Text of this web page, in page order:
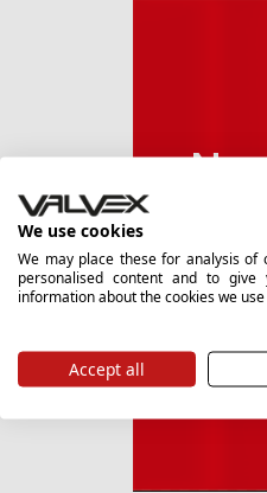
Wenn
We use cookies
We may place these for analysis
personalised content and to
information about the cookies we
Accept all